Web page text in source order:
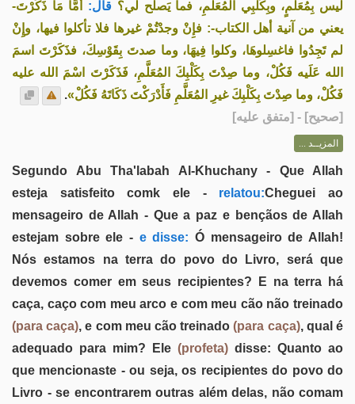
ليس بِمُعَلَّمٍ، وبِكَلْبِي المُعَلَّمِ، فما يَصلح لي؟ قال: أمَّا مَا ذَكَرْتَ-
يعني من آنية أهل الكتاب-: فإِنْ وجدْتُمْ غيرها فلا تأكلوا فيها، وإِنْ
لم تَجِدُوا فاغسِلوهَا، وكلوا فِيهَا، وما صدتَ بِقَوْسِكَ، فذَكَرْتَ اسمَ
الله عَلَيه فَكُلْ، وما صِدْتَ بِكَلْبِكَ المُعَلَّمِ، فَذَكَرْتَ اسْمَ الله عليه
فَكُلْ، وما صِدْتَ بِكَلْبِكَ غيرِ المُعَلَّمِ فَأَدْرَكْتَ ذَكَاتَهُ فَكُلْ».
[صحيح] - [متفق عليه]
المزيــد ...
Segundo Abu Tha'labah Al-Khuchany - Que Allah
esteja satisfeito comk ele -relatou:Cheguei ao
mensageiro de Allah - Que a paz e bençãos de Allah
estejam sobre ele - e disse: Ó mensageiro de Allah!
Nós estamos na terra do povo do Livro, será que
devemos comer em seus recipientes? E na terra há
caça, caço com meu arco e com meu cão não treinado
(para caça), e com meu cão treinado(para caça), qual é
adequado para mim? Ele (profeta) disse: Quanto ao
que mencionaste - ou seja, os recipientes do povo do
Livro - se encontrarem outras além delas, não comam